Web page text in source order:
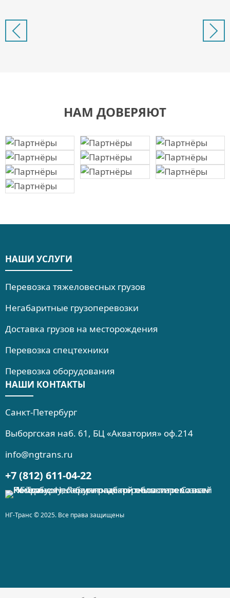
НАМ ДОВЕРЯЮТ
НАШИ УСЛУГИ
Перевозка тяжеловесных грузов
Негабаритные грузоперевозки
Доставка грузов на месторождения
Перевозка спецтехники
Перевозка оборудования
НАШИ КОНТАКТЫ
Санкт-Петербург
Выборгская наб. 61, БЦ «Акватория» оф.214
info@ngtrans.ru
+7 (812) 611-04-22